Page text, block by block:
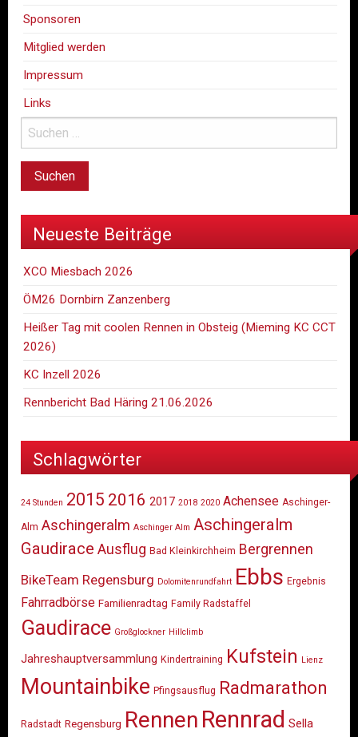
Sponsoren
Mitglied werden
Impressum
Links
Neueste Beiträge
XCO Miesbach 2026
ÖM26 Dornbirn Zanzenberg
Heißer Tag mit coolen Rennen in Obsteig (Mieming KC CCT
2026)
KC Inzell 2026
Rennbericht Bad Häring 21.06.2026
Schlagwörter
24 Stunden 2015 2016 2017 2018 2020 Achensee Aschinger-
Alm Aschingeralm Aschinger Alm Aschingeralm
Gaudirace Ausflug Bad Kleinkirchheim Bergrennen
BikeTeam Regensburg Dolomitenrundfahrt Ebbs Ergebnis
Fahrradbörse Familienradtag Family Radstaffel
Gaudirace Großglockner Hillclimb
Jahreshauptversammlung Kindertraining Kufstein Lienz
Mountainbike Pfingsausflug Radmarathon
Radstadt Regensburg Rennen Rennrad Sella